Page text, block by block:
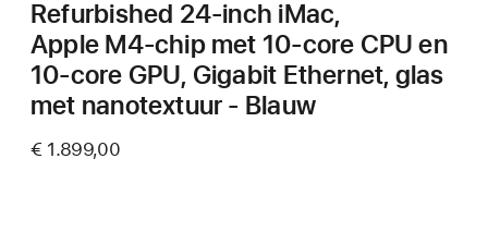
Refurbished 24‑inch iMac,
Apple M4-chip met 10‑core CPU en
10‑core GPU, Gigabit Ethernet, glas
met nanotextuur - Blauw
€ 1.899,00